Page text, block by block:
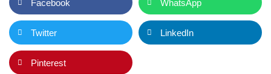
Facebook WhatsApp
Twitter LinkedIn
Pinterest